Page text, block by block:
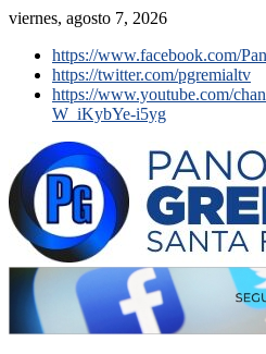
viernes, agosto 7, 2026
https://www.facebook.com/
https://twitter.com/pgremialtv
https://www.youtube.com/
W_iKybYe-i5yg